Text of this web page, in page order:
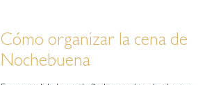
Cómo organizar la cena de
Nochebuena